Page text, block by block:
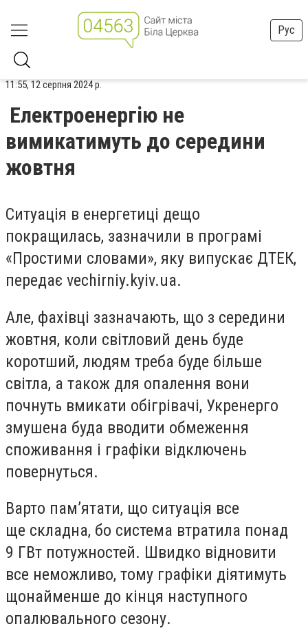
Рус
11:55, 12 серпня 2024 р.
Електроенергію не
вимикатимуть до середини
жовтня
Ситуація в енергетиці дещо
покращилась, зазначили в програмі
«Простими словами», яку випускає ДТЕК,
передає vechirniy.kyiv.ua.
Але, фахівці зазначають, що з середини
жовтня, коли світловий день буде
коротший, людям треба буде більше
світла, а також для опалення вони
почнуть вмикати обігрівачі, Укренерго
змушена буда вводити обмеження
споживання і графіки відключень
повернуться.
Варто пам’ятати, що ситуація все
ще складна, бо система втратила понад
9 ГВт потужностей. Швидко відновити
все неможливо, тому графіки діятимуть
щонайменше до кінця наступного
опалювального сезону.